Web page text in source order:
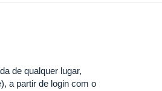
de qualquer lugar,
a partir de login com o